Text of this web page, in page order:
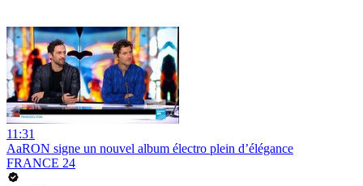
11:31
AaRON signe un nouvel album électro plein d’élégance
FRANCE 24